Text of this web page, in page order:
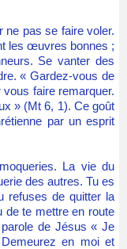
ne pas se faire voler.
les œuvres bonnes ;
Se vanter des
« Gardez-vous de
faire remarquer.
» (Mt 6, 1). Ce goût
par un esprit
La vie du
des autres. Tu es
refuses de quitter la
de te mettre en route
de Jésus « Je
en moi et